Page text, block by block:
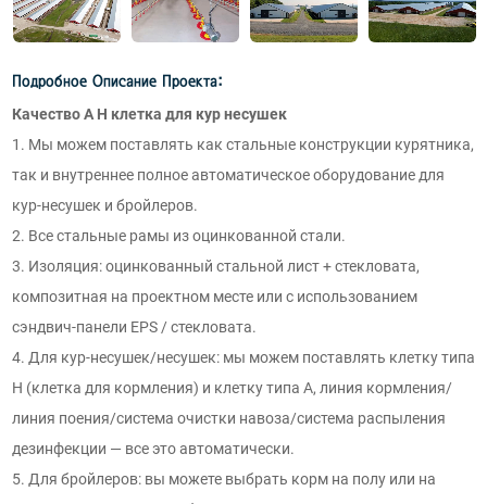
Подробное Описание Проекта:
Качество A H клетка для кур несушек
1. Мы можем поставлять как стальные конструкции курятника,
так и внутреннее полное автоматическое оборудование для
кур-несушек и бройлеров.
2. Все стальные рамы из оцинкованной стали.
3. Изоляция: оцинкованный стальной лист + стекловата,
композитная на проектном месте или с использованием
сэндвич-панели EPS / стекловата.
4. Для кур-несушек/несушек: мы можем поставлять клетку типа
H (клетка для кормления) и клетку типа A, линия кормления/
линия поения/система очистки навоза/система распыления
дезинфекции — все это автоматически.
5. Для бройлеров: вы можете выбрать корм на полу или на